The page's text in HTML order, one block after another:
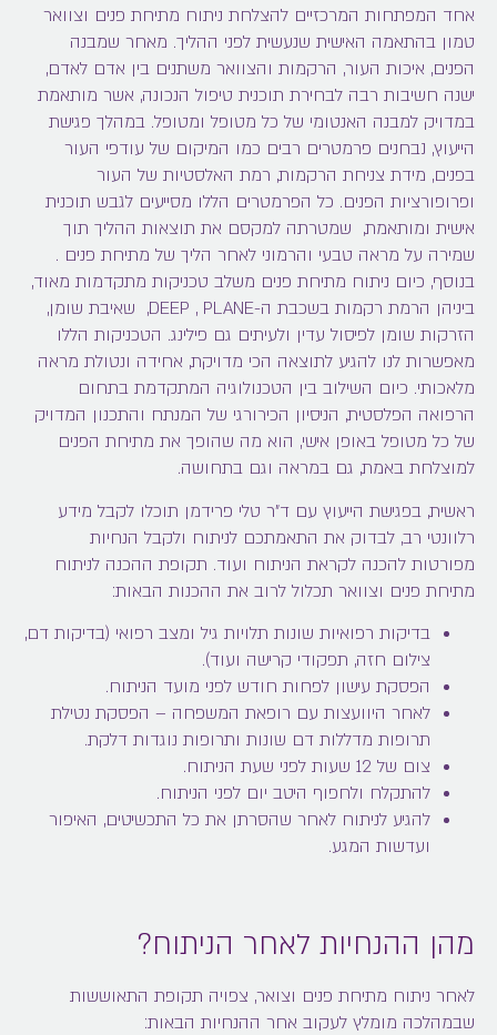
אחד המפתחות המרכזיים להצלחת ניתוח מתיחת פנים וצוואר
טמון בהתאמה האישית שנעשית לפני ההליך. מאחר שמבנה
הפנים, איכות העור, הרקמות והצוואר משתנים בין אדם לאדם,
ישנה חשיבות רבה לבחירת תוכנית טיפול הנכונה, אשר מותאמת
במדויק למבנה האנטומי של כל מטופל ומטופל. במהלך פגישת
הייעוץ, נבחנים פרמטרים רבים כמו המיקום של עודפי העור
בפנים, מידת צניחת הרקמות, רמת האלסטיות של העור
ופרופורציות הפנים. כל הפרמטרים הללו מסייעים לגבש תוכנית
אישית ומותאמת, שמטרתה למקסם את תוצאות ההליך תוך
שמירה על מראה טבעי והרמוני לאחר הליך של מתיחת פנים .
בנוסף, כיום ניתוח מתיחת פנים משלב טכניקות מתקדמות מאוד,
ביניהן הרמת רקמות בשכבת ה-DEEP , PLANE, שאיבת שומן,
הזרקות שומן לפיסול עדין ולעיתים גם פילינג. הטכניקות הללו
מאפשרות לנו להגיע לתוצאה הכי מדויקת, אחידה ונטולת מראה
מלאכותי. כיום השילוב בין הטכנולוגיה המתקדמת בתחום
הרפואה הפלסטית, הניסיון הכירורגי של המנתח והתכנון המדויק
של כל מטופל באופן אישי, הוא מה שהופך את מתיחת הפנים
למוצלחת באמת, גם במראה וגם בתחושה.
ראשית, בפגישת הייעוץ עם ד"ר טלי פרידמן תוכלו לקבל מידע
רלוונטי רב, לבדוק את התאמתכם לניתוח ולקבל הנחיות
מפורטות להכנה לקראת הניתוח ועוד. תקופת ההכנה לניתוח
מתיחת פנים וצוואר תכלול לרוב את ההכנות הבאות:
בדיקות רפואיות שונות תלויות גיל ומצב רפואי (בדיקות דם,
צילום חזה, תפקודי קרישה ועוד).
הפסקת עישון לפחות חודש לפני מועד הניתוח.
לאחר היוועצות עם רופאת המשפחה – הפסקת נטילת
תרופות מדללות דם שונות ותרופות נוגדות דלקת.
צום של 12 שעות לפני שעת הניתוח.
להתקלח ולחפוף היטב יום לפני הניתוח.
להגיע לניתוח לאחר שהסרתן את כל התכשיטים, האיפור
ועדשות המגע.
מהן ההנחיות לאחר הניתוח?
לאחר ניתוח מתיחת פנים וצואר, צפויה תקופת התאוששות
שבמהלכה מומלץ לעקוב אחר ההנחיות הבאות: